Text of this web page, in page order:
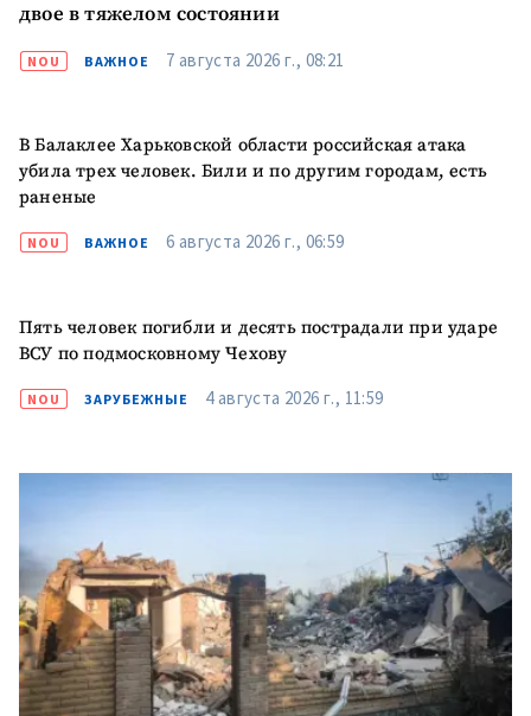
двое в тяжелом состоянии
NOU ВАЖНОЕ 7 августа 2026 г., 08:21
В Балаклее Харьковской области российская атака
убила трех человек. Били и по другим городам, есть
раненые
NOU ВАЖНОЕ 6 августа 2026 г., 06:59
Пять человек погибли и десять пострадали при ударе
ВСУ по подмосковному Чехову
NOU ЗАРУБЕЖНЫЕ 4 августа 2026 г., 11:59
МОЯ НОВОСТЬ
Заголовок новости
+ Добавить